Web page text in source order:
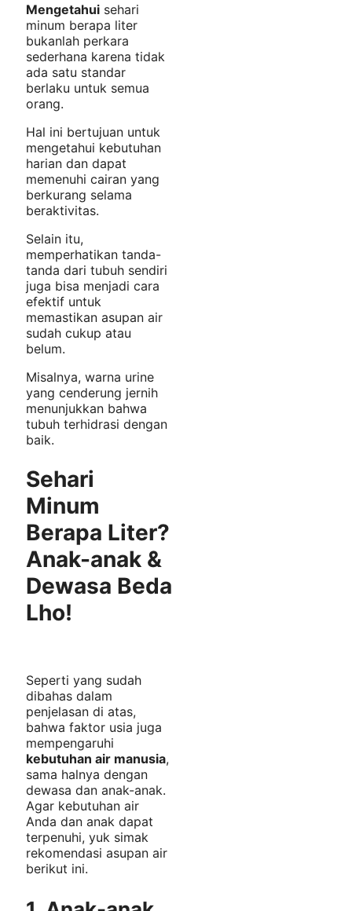
Mengetahui sehari
minum berapa liter
bukanlah perkara
sederhana karena tidak
ada satu standar
berlaku untuk semua
orang.
Hal ini bertujuan untuk
mengetahui kebutuhan
harian dan dapat
memenuhi cairan yang
berkurang selama
beraktivitas.
Selain itu,
memperhatikan tanda-
tanda dari tubuh sendiri
juga bisa menjadi cara
efektif untuk
memastikan asupan air
sudah cukup atau
belum.
Misalnya, warna urine
yang cenderung jernih
menunjukkan bahwa
tubuh terhidrasi dengan
baik.
Sehari
Minum
Berapa Liter?
Anak-anak &
Dewasa Beda
Lho!
Seperti yang sudah
dibahas dalam
penjelasan di atas,
bahwa faktor usia juga
mempengaruhi
kebutuhan air manusia,
sama halnya dengan
dewasa dan anak-anak.
Agar kebutuhan air
Anda dan anak dapat
terpenuhi, yuk simak
rekomendasi asupan air
berikut ini.